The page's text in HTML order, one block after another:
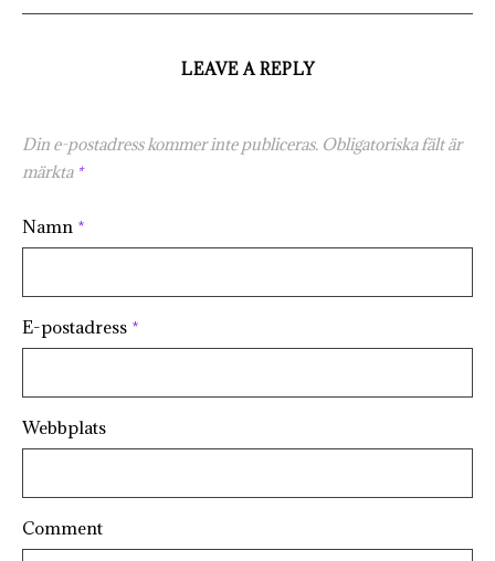
LEAVE A REPLY
Din e-postadress kommer inte publiceras. Obligatoriska fält är
märkta *
Namn *
E-postadress *
Webbplats
Comment